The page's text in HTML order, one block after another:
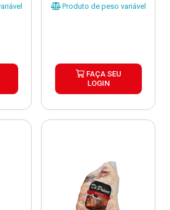
Produto de peso variável
FAÇA SEU
LOGIN